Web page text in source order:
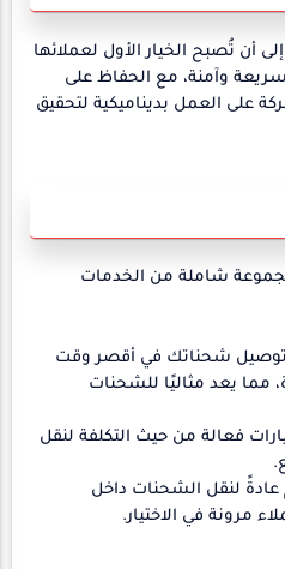
تُصبح الخيار الأول لعملائها
سريعة وآمنة، مع الحفاظ على
على العمل بديناميكية لتحقيق
شاملة من الخدمات
شحناتك في أقصر وقت
مما يعد مثاليًا للشحنات
فعالة من حيث التكلفة لنقل
لنقل الشحنات داخل
مرونة في الاختيار.